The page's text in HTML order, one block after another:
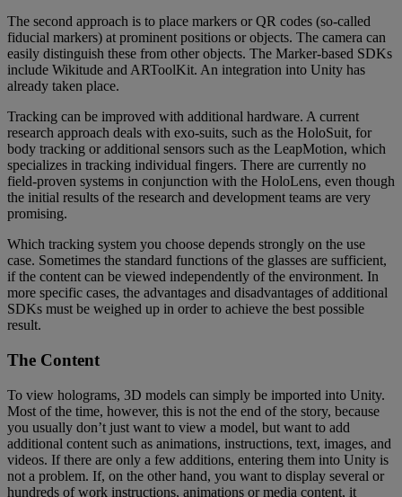
The second approach is to place markers or QR codes (so-called
fiducial markers) at prominent positions or objects. The camera can
easily distinguish these from other objects. The Marker-based SDKs
include Wikitude and ARToolKit. An integration into Unity has
already taken place.
Tracking can be improved with additional hardware. A current
research approach deals with exo-suits, such as the HoloSuit, for
body tracking or additional sensors such as the LeapMotion, which
specializes in tracking individual fingers. There are currently no
field-proven systems in conjunction with the HoloLens, even though
the initial results of the research and development teams are very
promising.
Which tracking system you choose depends strongly on the use
case. Sometimes the standard functions of the glasses are sufficient,
if the content can be viewed independently of the environment. In
more specific cases, the advantages and disadvantages of additional
SDKs must be weighed up in order to achieve the best possible
result.
The Content
To view holograms, 3D models can simply be imported into Unity.
Most of the time, however, this is not the end of the story, because
you usually don’t just want to view a model, but want to add
additional content such as animations, instructions, text, images, and
videos. If there are only a few additions, entering them into Unity is
not a problem. If, on the other hand, you want to display several or
hundreds of work instructions, animations or media content, it